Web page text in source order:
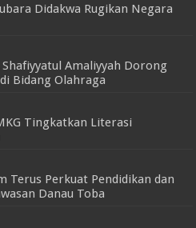
Didakwa Rugikan Negara
Shafiyyatul Amaliyyah Dorong
Bidang Olahraga
Tingkatkan Literasi
Terus Perkuat Pendidikan dan
Danau Toba